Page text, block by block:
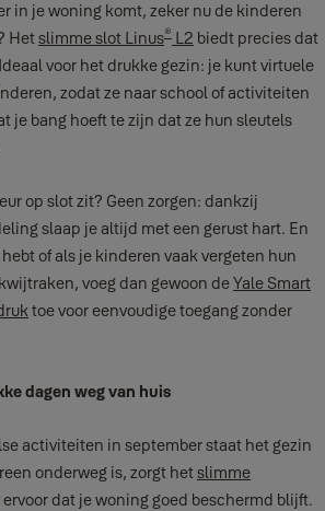
in je woning komt, zeker nu de kinderen
Hetslimme slot Linus® L2 biedt precies dat
voor het drukke gezin: je kunt virtuele
zodat ze naar school of activiteiten
je bang hoeft te zijn dat ze hun sleutels
op slot zit? Geen zorgen: dankzij
slaap je altijd met een gerust hart. En
of als je kinderen vaak vergeten hun
voeg dan gewoon deYale Smart
toe voor eenvoudige toegang zonder
dagen weg van huis
activiteiten in september staat het gezin
onderweg is, zorgt hetslimme
ervoor dat je woning goed beschermd blijft.